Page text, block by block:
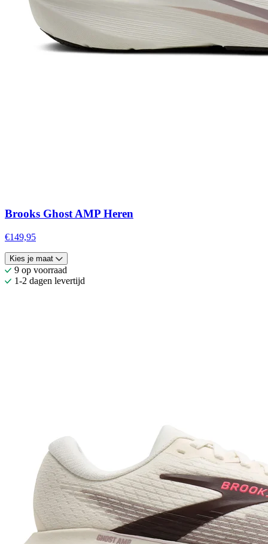
Brooks Ghost AMP Heren
€149,95
Kies je maat
9 op voorraad
1-2 dagen levertijd